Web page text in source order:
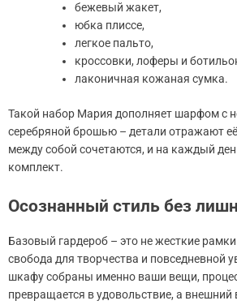
бежевый жакет,
юбка плиссе,
легкое пальто,
кроссовки, лоферы и
лаконичная кожаная сумка.
Такой набор Мария дополняет шарфом с
серебряной брошью – детали отражают
между собой сочетаются, и на каждый
комплект.
Осознанный стиль без
Базовый гардероб – это не жесткие
свобода для творчества и повседневной
шкафу собраны именно ваши вещи,
превращается в удовольствие, а внешний